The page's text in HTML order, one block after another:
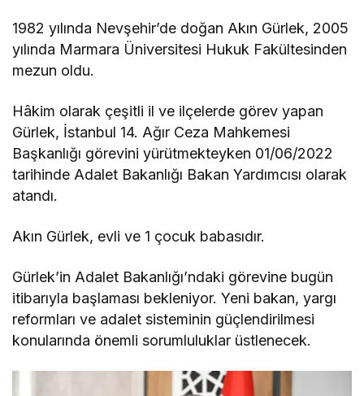
1982 yılında Nevşehir’de doğan Akın Gürlek, 2005
yılında Marmara Üniversitesi Hukuk Fakültesinden
mezun oldu.
Hâkim olarak çeşitli il ve ilçelerde görev yapan
Gürlek, İstanbul 14. Ağır Ceza Mahkemesi
Başkanlığı görevini yürütmekteyken 01/06/2022
tarihinde Adalet Bakanlığı Bakan Yardımcısı olarak
atandı.
Akın Gürlek, evli ve 1 çocuk babasıdır.
Gürlek’in Adalet Bakanlığı’ndaki görevine bugün
itibarıyla başlaması bekleniyor. Yeni bakan, yargı
reformları ve adalet sisteminin güçlendirilmesi
konularında önemli sorumluluklar üstlenecek.